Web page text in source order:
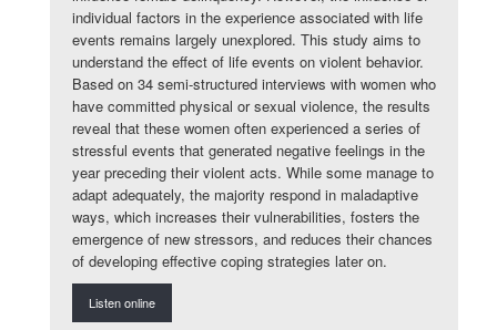
individual factors in the experience associated with life
events remains largely unexplored. This study aims to
understand the effect of life events on violent behavior.
Based on 34 semi-structured interviews with women who
have committed physical or sexual violence, the results
reveal that these women often experienced a series of
stressful events that generated negative feelings in the
year preceding their violent acts. While some manage to
adapt adequately, the majority respond in maladaptive
ways, which increases their vulnerabilities, fosters the
emergence of new stressors, and reduces their chances
of developing effective coping strategies later on.
Listen online